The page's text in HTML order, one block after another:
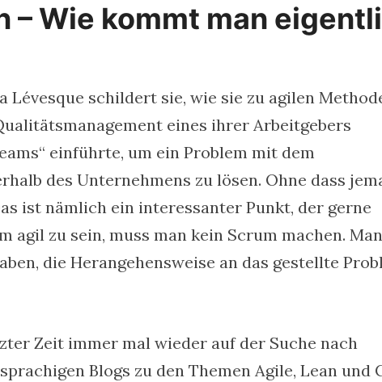
– Wie kommt man
Lévesque schildert sie, wie sie zu agilen
eines ihrer Arbeitgebers
einführte, um ein Problem mit dem
des Unternehmens zu lösen. Ohne dass
ist nämlich ein interessanter Punkt, der gerne
agil zu sein, muss man kein Scrum machen. Man
die Herangehensweise an das gestellte
Zeit immer mal wieder auf der Suche nach
Blogs zu den Themen Agile, Lean und